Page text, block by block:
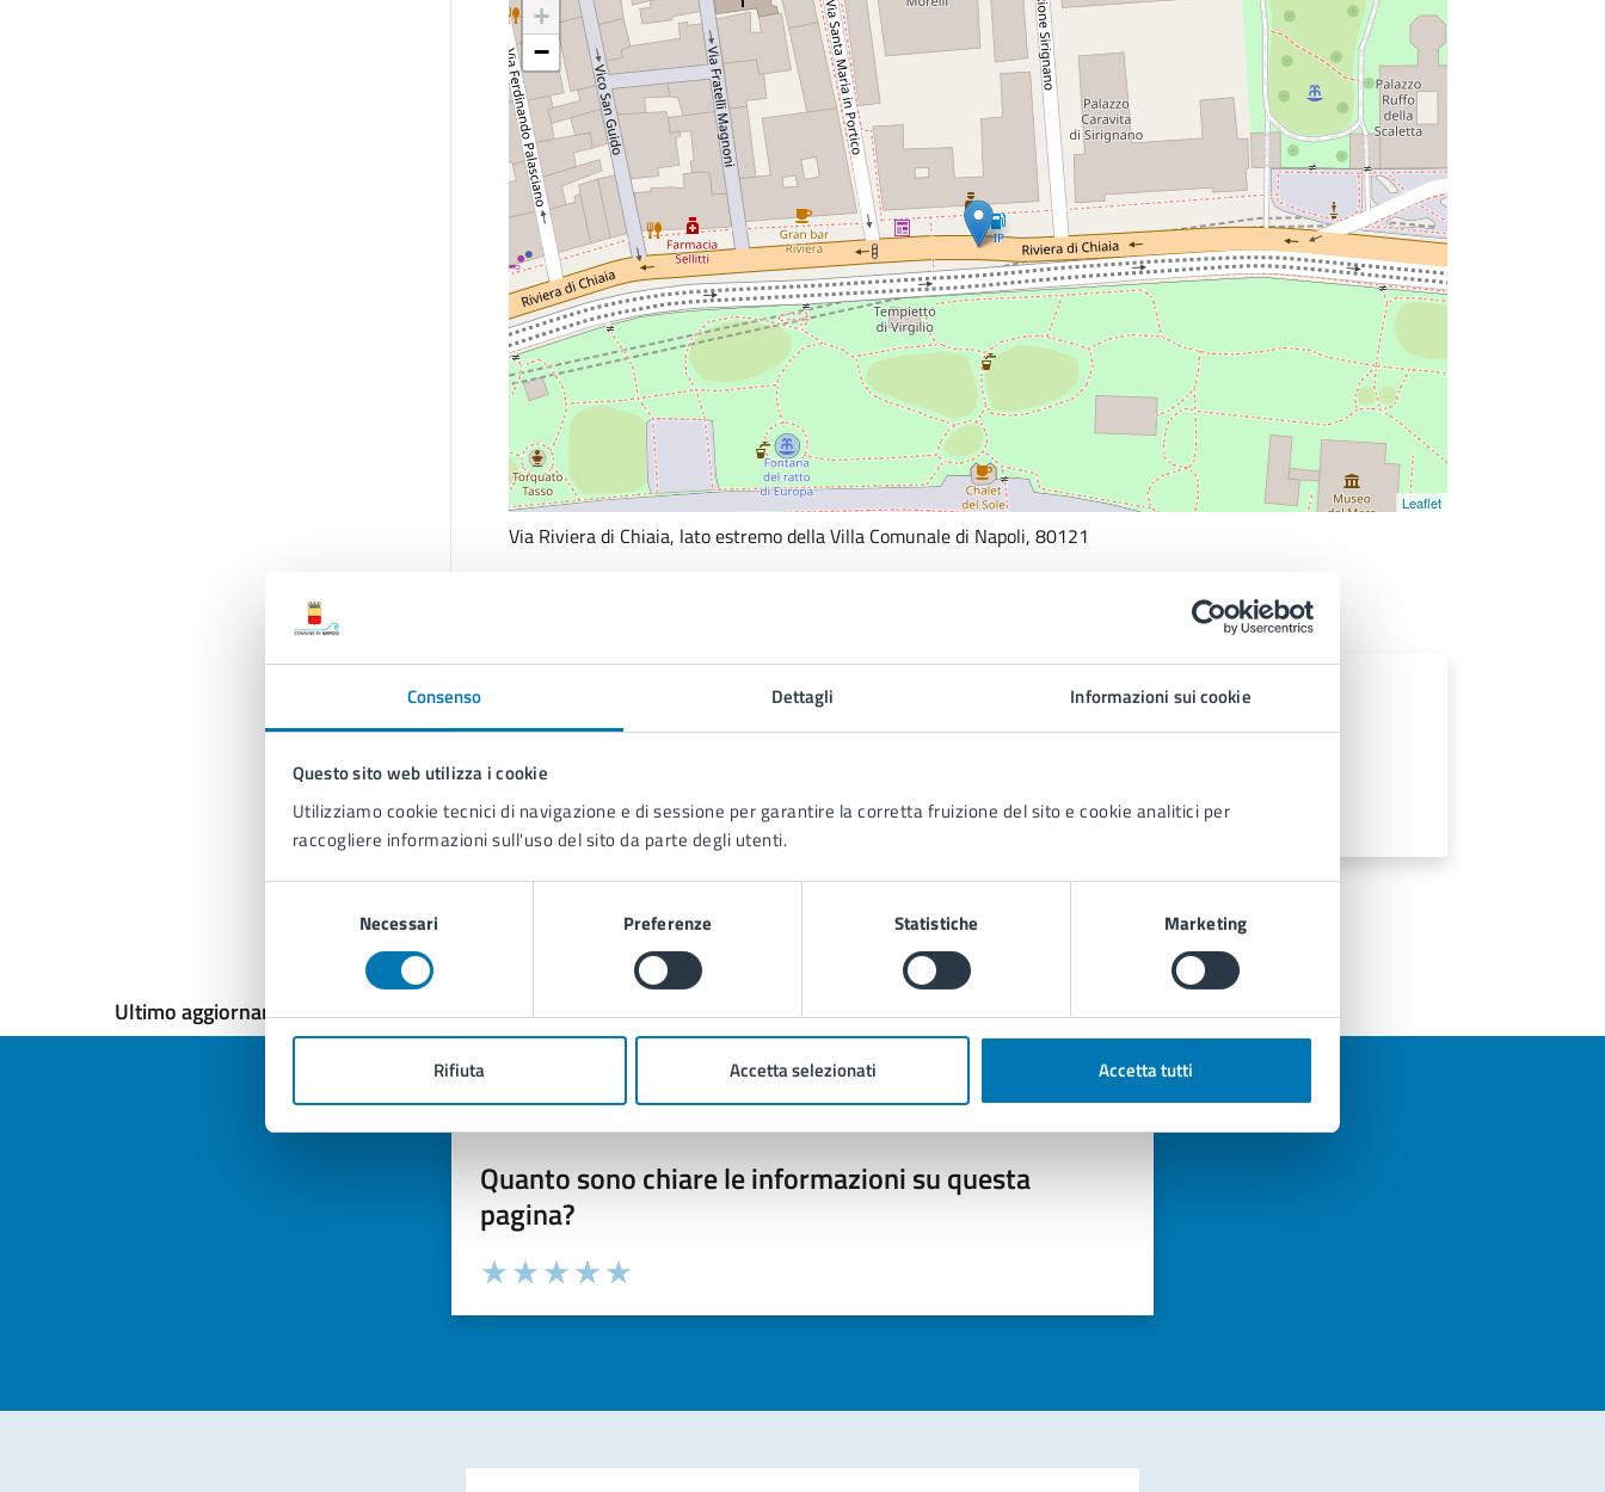
Consenso Dettagli Informazioni sui cookie
Questo sito web utilizza i cookie
Utilizziamo cookie tecnici di navigazione e di sessione per garantire la corretta fruizione del sito e cookie analitici per
raccogliere informazioni sull'uso del sito da parte degli utenti.
Necessari Preferenze Statistiche Marketing
Rifiuta Accetta selezionati Accetta tutti
+
−
Leaflet
Via Riviera di Chiaia, lato estremo della Villa Comunale di Napoli, 80121
Telefono:0039 0817955262
E-mail:
PEC:cultura@pec.comune.napoli.it
Ultimo aggiornamento:29/10/2024, 17:14
Quanto sono chiare le informazioni su questa
pagina?
Valuta la chiarezza delle informazioni (da 1 a 5 stelle)
Seleziona il numero di stelle per valutare la chiarezza delle informazioni